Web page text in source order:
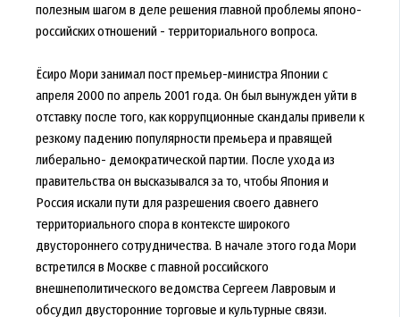
полезным шагом в деле решения главной проблемы японо-
российских отношений - территориального вопроса.
Ёсиро Мори занимал пост премьер-министра Японии с
апреля 2000 по апрель 2001 года. Он был вынужден уйти в
отставку после того, как коррупционные скандалы привели к
резкому падению популярности премьера и правящей
либерально- демократической партии. После ухода из
правительства он высказывался за то, чтобы Япония и
Россия искали пути для разрешения своего давнего
территориального спора в контексте широкого
двустороннего сотрудничества. В начале этого года Мори
встретился в Москве с главной российского
внешнеполитического ведомства Сергеем Лавровым и
обсудил двусторонние торговые и культурные связи.